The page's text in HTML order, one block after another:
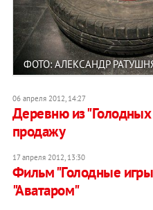
ФОТО: АЛЕКСАНДР
06 апреля 2012, 14:27
Деревню из "Голодных
продажу
17 апреля 2012, 13:30
Фильм "Голодные
"Аватаром"